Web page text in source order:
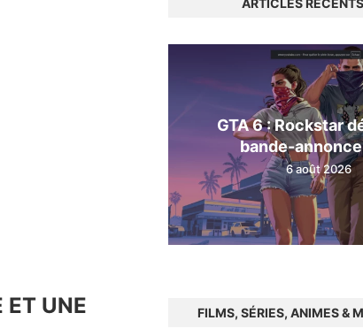
ET UNE
ARTICLES RÉCENTS
GTA 6 : Rockstar
bande-
6 août 2026
FILMS, SÉRIES, ANIMES &